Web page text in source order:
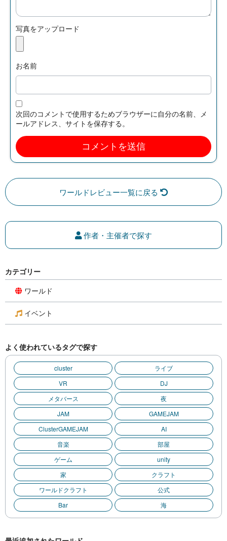
写真をアップロード
お名前
次回のコメントで使用するためブラウザーに自分の名前、メ
ールアドレス、サイトを保存する。
ワールドレビュー一覧に戻る
作者・主催者で探す
カテゴリー
ワールド
イベント
よく使われているタグで探す
cluster
ライブ
VR
DJ
メタバース
夜
JAM
GAMEJAM
ClusterGAMEJAM
AI
音楽
部屋
ゲーム
unity
家
クラフト
ワールドクラフト
公式
Bar
海